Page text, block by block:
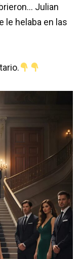
Julian
le helaba en las